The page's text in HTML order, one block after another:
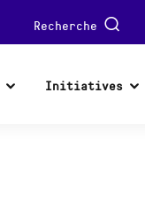
Recherche
Initiatives